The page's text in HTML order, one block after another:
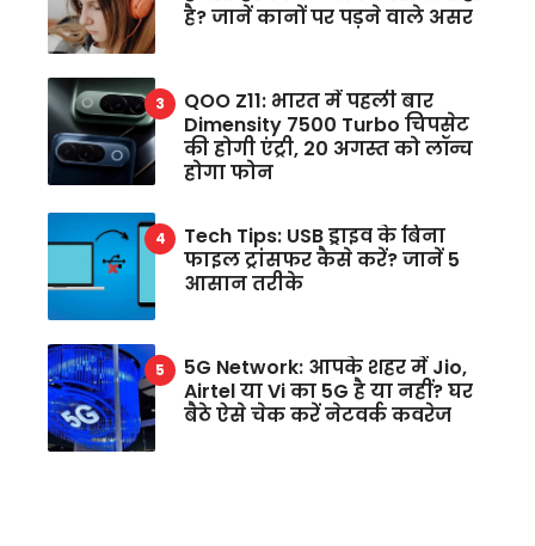
है? जानें कानों पर पड़ने वाले असर
QOO Z11: भारत में पहली बार
Dimensity 7500 Turbo चिपसेट
की होगी एंट्री, 20 अगस्त को लॉन्च
होगा फोन
Tech Tips: USB ड्राइव के बिना
फाइल ट्रांसफर कैसे करें? जानें 5
आसान तरीके
5G Network: आपके शहर में Jio,
Airtel या Vi का 5G है या नहीं? घर
बैठे ऐसे चेक करें नेटवर्क कवरेज